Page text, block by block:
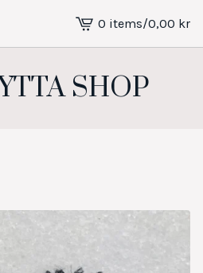
View
cart
0 items/0,00 kr
SHOP